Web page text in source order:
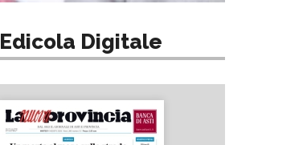
Edicola Digitale